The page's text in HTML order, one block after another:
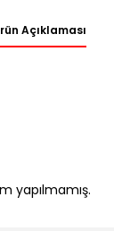
Açıklaması
yapılmamış.